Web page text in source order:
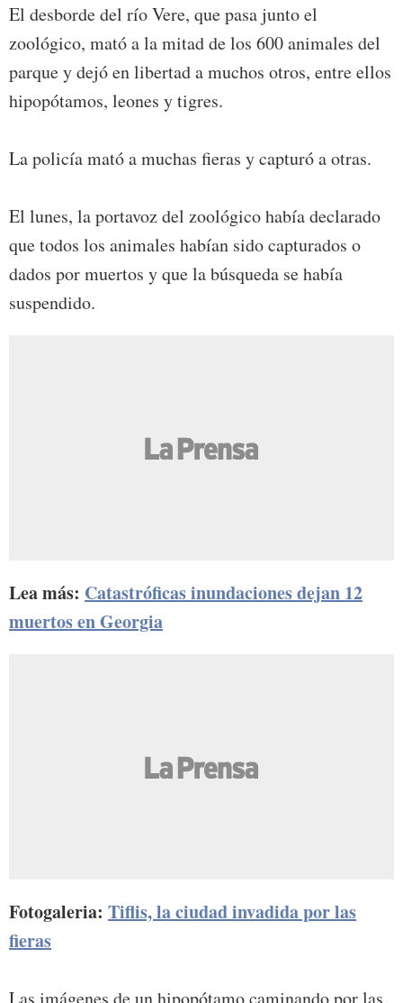
El desborde del río Vere, que pasa junto el
zoológico, mató a la mitad de los 600 animales del
parque y dejó en libertad a muchos otros, entre ellos
hipopótamos, leones y tigres.
La policía mató a muchas fieras y capturó a otras.
El lunes, la portavoz del zoológico había declarado
que todos los animales habían sido capturados o
dados por muertos y que la búsqueda se había
suspendido.
Lea más: Catastróficas inundaciones dejan 12
muertos en Georgia
Fotogaleria: Tiflis, la ciudad invadida por las
fieras
Las imágenes de un hipopótamo caminando por las